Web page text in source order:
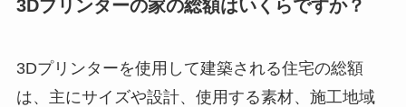
3Dプリンターの家の総額はいくらですか？
3Dプリンターを使用して建築される住宅の総額
は、主にサイズや設計、使用する素材、施工地域